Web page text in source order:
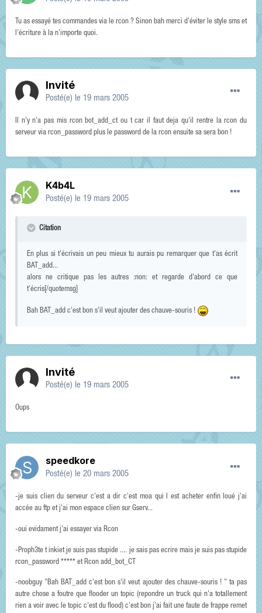
Tu as essayé tes commandes via le rcon ? Sinon bah merci d'éviter le style sms et
l'écriture à la n'importe quoi.
Invité
Posté(e) le 19 mars 2005
Il n'y n'a pas mis rcon bot_add_ct ou t car il faut deja qu'il rentre la rcon du
serveur via rcon_password plus le password de la rcon ensuite sa sera bon !
K4b4L
Posté(e) le 19 mars 2005
Citation
En plus si t'écrivais un peu mieux tu aurais pu remarquer que t'as écrit
BAT_add...
alors ne critique pas les autres :non: et regarde d'abord ce que
t'écris[/quotemsg]
Bah BAT_add c'est bon s'il veut ajouter des chauve-souris !
Invité
Posté(e) le 19 mars 2005
Oups
speedkore
Posté(e) le 20 mars 2005
-je suis clien du serveur c'est a dir c'est moa qui l est acheter enfin loué j'ai
accée au ftp et j'ai mon espace clien sur Gserv...
-oui evidament j'ai essayer via Rcon
-Proph3te t inkiet je suis pas stupide .... je sais pas ecrire mais je suis pas stupide
rcon_password ***** et Rcon add_bot_CT
-noobguy "Bah BAT_add c'est bon s'il veut ajouter des chauve-souris ! " ta pas
autre chose a foutre que flooder un topic (repondre un truck qui n'a totallement
rien a voir avec le topic c'est du flood) c'est bon j'ai fait une faute de frappe remet